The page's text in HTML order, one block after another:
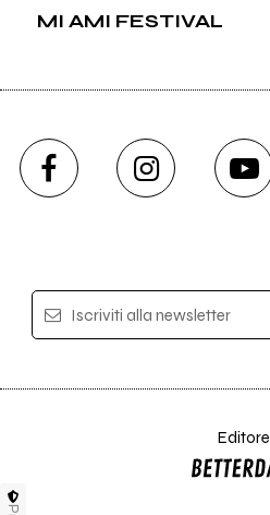
MI AMI FESTIVAL
Iscriviti alla newsletter
Editore